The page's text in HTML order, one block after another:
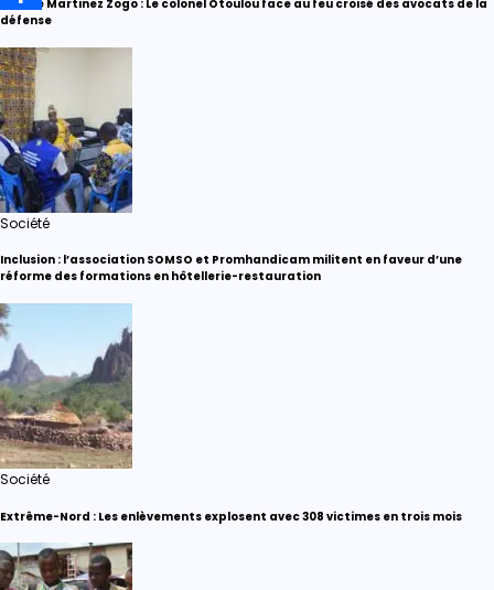
Affaire Martinez Zogo : Le colonel Otoulou face au feu croisé des avocats de la
défense
Société
Inclusion : l’association SOMSO et Promhandicam militent en faveur d’une
réforme des formations en hôtellerie-restauration
Société
Extrême-Nord : Les enlèvements explosent avec 308 victimes en trois mois